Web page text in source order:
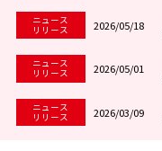
ニュース
リリース 2026/05/18
ニュース
リリース 2026/05/01
ニュース
リリース 2026/03/09